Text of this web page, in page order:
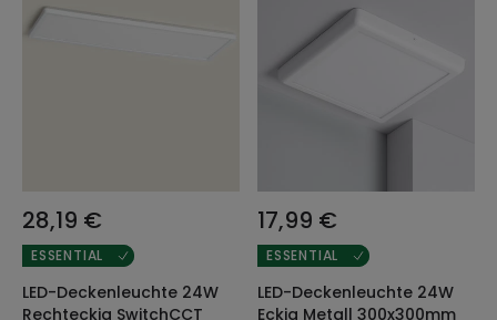
28,19 €
ESSENTIAL
LED-Deckenleuchte 24W
Rechteckig SwitchCCT
17,99 €
ESSENTIAL
LED-Deckenleuchte 24W
Eckig Metall 300x300mm